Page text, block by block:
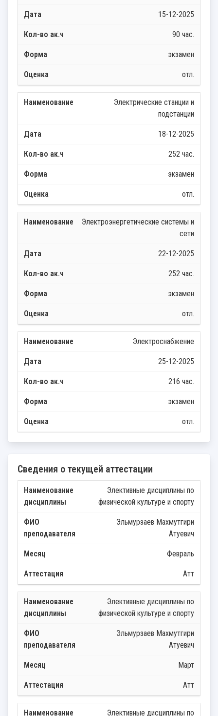
15-12-2025
90 час.
экзамен
отл.
Электрические станции и
подстанции
18-12-2025
252 час.
экзамен
отл.
Электроэнергетические системы и
сети
22-12-2025
252 час.
экзамен
отл.
Электроснабжение
25-12-2025
216 час.
экзамен
отл.
Сведения о текущей аттестации
Элективные дисциплины по
физической культуре и спорту
Эльмурзаев Махмутгири
Атуевич
Февраль
Атт
Элективные дисциплины по
физической культуре и спорту
Эльмурзаев Махмутгири
Атуевич
Март
Атт
Элективные дисциплины по